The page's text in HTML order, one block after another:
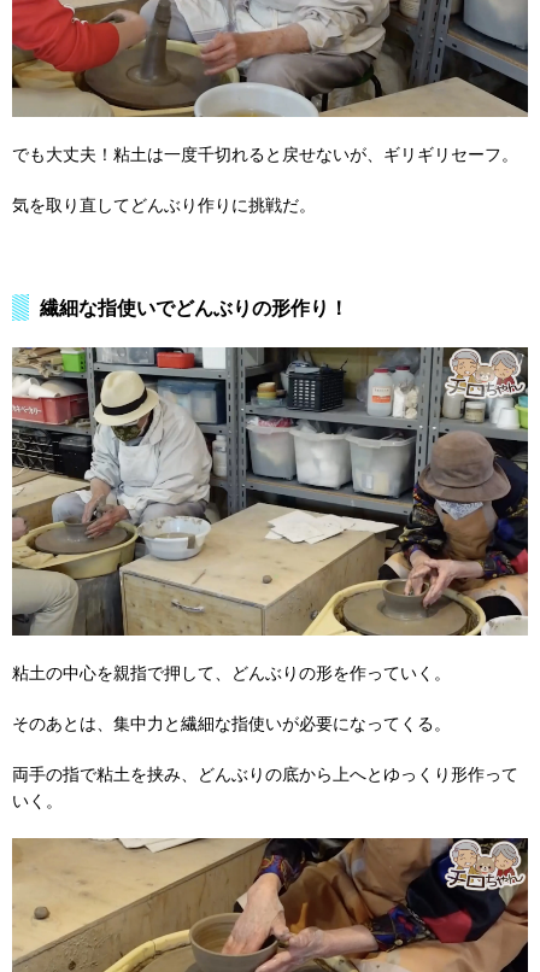
でも大丈夫！粘土は一度千切れると戻せないが、ギリギリセーフ。
気を取り直してどんぶり作りに挑戦だ。
繊細な指使いでどんぶりの形作り！
粘土の中心を親指で押して、どんぶりの形を作っていく。
そのあとは、集中力と繊細な指使いが必要になってくる。
両手の指で粘土を挟み、どんぶりの底から上へとゆっくり形作って
いく。